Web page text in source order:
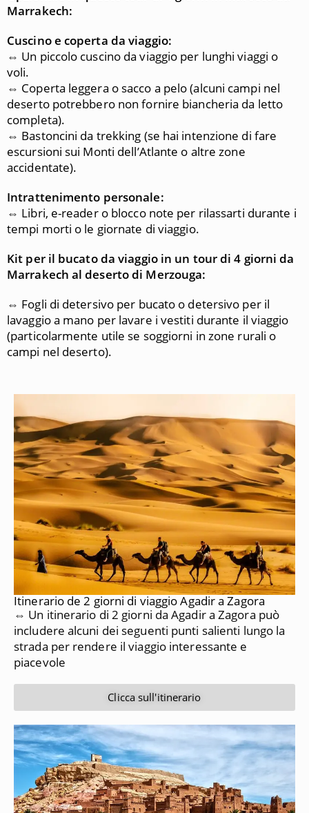
Marrakech:
Cuscino e coperta da viaggio:
⇔ Un piccolo cuscino da viaggio per lunghi viaggi o
voli.
⇔ Coperta leggera o sacco a pelo (alcuni campi nel
deserto potrebbero non fornire biancheria da letto
completa).
⇔ Bastoncini da trekking (se hai intenzione di fare
escursioni sui Monti dell’Atlante o altre zone
accidentate).
Intrattenimento personale:
⇔ Libri, e-reader o blocco note per rilassarti durante i
tempi morti o le giornate di viaggio.
Kit per il bucato da viaggio in un tour di 4 giorni da
Marrakech al deserto di Merzouga:
⇔ Fogli di detersivo per bucato o detersivo per il
lavaggio a mano per lavare i vestiti durante il viaggio
(particolarmente utile se soggiorni in zone rurali o
campi nel deserto).
Itinerario de 2 giorni di viaggio Agadir a Zagora
⇔ Un itinerario di 2 giorni da Agadir a Zagora può
includere alcuni dei seguenti punti salienti lungo la
strada per rendere il viaggio interessante e
piacevole
Clicca sull'itinerario